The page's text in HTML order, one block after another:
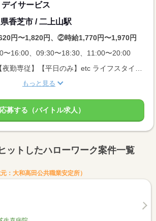
イサービス
香芝市 / 二上山駅
円〜1,820円、②時給1,770円〜1,970円
16:00、09:30〜18:30、11:00〜20:00
もっと見る
応募する（バイトル求人）
ットしたハローワーク案件一覧
：大和高田公共職業安定所）